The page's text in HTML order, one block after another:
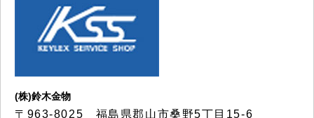
(株)鈴木金物
〒963-8025 福島県郡山市桑野5丁目15-6